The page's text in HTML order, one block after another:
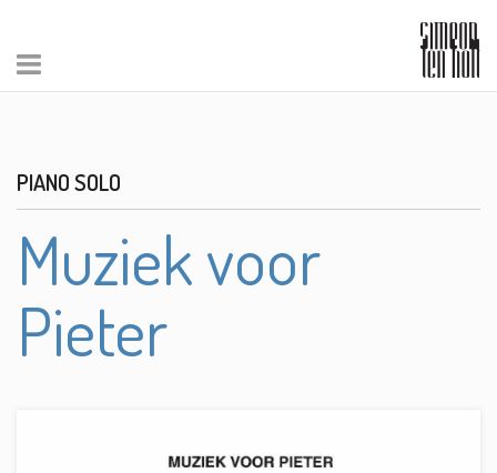
PIANO SOLO
Muziek voor
Pieter